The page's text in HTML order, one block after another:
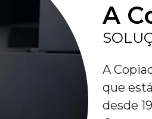
A
A
que
desde